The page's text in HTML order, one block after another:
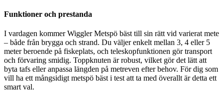
Funktioner och prestanda
I vardagen kommer Wiggler Metspö bäst till sin rätt vid varierat mete
– både från brygga och strand. Du väljer enkelt mellan 3, 4 eller 5
meter beroende på fiskeplats, och teleskopfunktionen gör transport
och förvaring smidig. Toppknuten är robust, vilket gör det lätt att
byta tafs eller anpassa längden på metreven efter behov. För dig som
vill ha ett mångsidigt metspö bäst i test att ta med överallt är detta ett
smart val.